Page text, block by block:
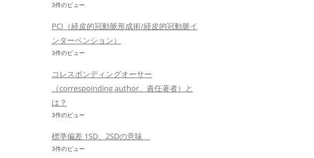
3件のビュー
PCI（経皮的冠動脈形成術/経皮的冠動脈イ
ンターベンション）
3件のビュー
コレスポンディングオーサー
（correspoinding author、責任著者）と
は？
3件のビュー
標準偏差 1SD、2SDの意味
3件のビュー